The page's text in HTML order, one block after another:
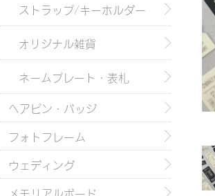
ストラップ/キーホルダー
オリジナル雑貨
ネームプレート・表札
ヘアピン・バッジ
フォトフレーム
ウェディング
メモリアルボード